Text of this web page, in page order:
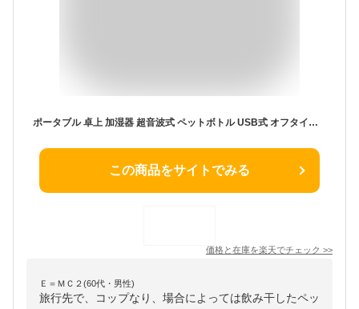
ポータブル 卓上 加湿器 超音波式 ペットボトル USB式 オフタイマー スティック 小型 ミニ おしゃれ かわいい USB加湿器 加湿機 車 車載加湿 寝室 旅行 ホテル オフィス 持ち運び 乾燥対策 花粉 ミスト エコ 静音 No水タンク 省スペース
この商品をサイトでみる
価格と在庫を楽天でチェック >>
Ｅ＝ＭＣ２(60代・男性)
旅行先で、コップなり、場合によっては飲み干したペッ